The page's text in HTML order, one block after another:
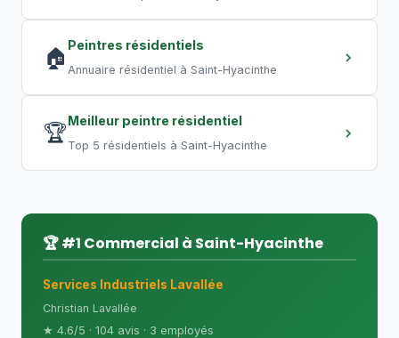
🏠 Peintres résidentiels
Annuaire résidentiel à Saint-Hyacinthe
🏆Meilleur peintre résidentiel
Top 5 résidentiels à Saint-Hyacinthe
🏆 #1 Commercial à Saint-Hyacinthe
Services Industriels Lavallée
Christian Lavallée
★ 4.6/5 · 104 avis · 3 employés